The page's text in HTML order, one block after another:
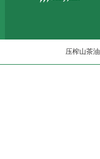
压榨山茶油